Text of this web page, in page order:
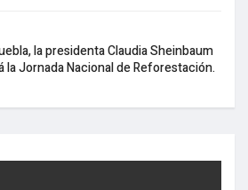
la presidenta Claudia Sheinbaum
la Jornada Nacional de Reforestación.